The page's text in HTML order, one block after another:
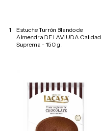
1
Estuche Turrón Blando de
Almendra DELAVIUDA Calidad
Suprema - 150 g.